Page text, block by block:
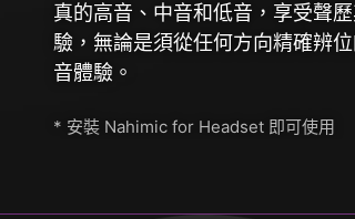
真的高音、中音和低音，享受聲
驗，無論是須從任何方向精確辨
音體驗。
* 安裝 Nahimic for Headset 即可使用